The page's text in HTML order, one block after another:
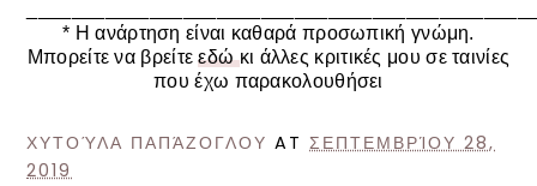
* Η ανάρτηση είναι καθαρά προσωπική γνώμη.
Μπορείτε να βρείτεεδώκι άλλες κριτικές μου σε ταινίες
που έχω παρακολουθήσει
ΧΥΤΟΎΛΑ ΠΑΠΆΖΟΓΛΟΥ ATΣΕΠΤΕΜΒΡΊΟΥ 28,
2019